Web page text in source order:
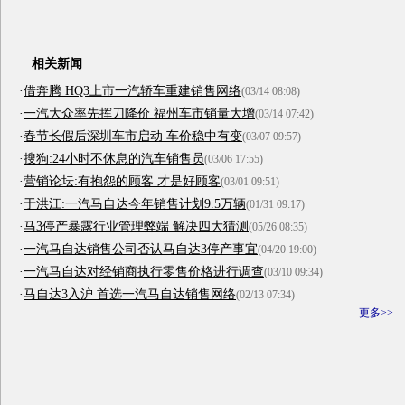
相关新闻
·借奔腾 HQ3上市一汽轿车重建销售网络(03/14 08:08)
·一汽大众率先挥刀降价 福州车市销量大增(03/14 07:42)
·春节长假后深圳车市启动 车价稳中有变(03/07 09:57)
·搜狗:24小时不休息的汽车销售员(03/06 17:55)
·营销论坛:有抱怨的顾客 才是好顾客(03/01 09:51)
·于洪江:一汽马自达今年销售计划9.5万辆(01/31 09:17)
·马3停产暴露行业管理弊端 解决四大猜测 (05/26 08:35)
·一汽马自达销售公司否认马自达3停产事宜(04/20 19:00)
·一汽马自达对经销商执行零售价格进行调查(03/10 09:34)
·马自达3入沪 首选一汽马自达销售网络(02/13 07:34)
更多>>